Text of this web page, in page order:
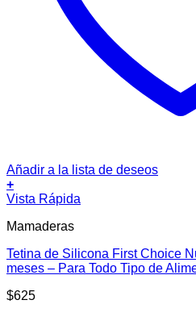
Añadir a la lista de deseos
+
Vista Rápida
Mamaderas
Tetina de Silicona First Choice
meses – Para Todo Tipo de
$625